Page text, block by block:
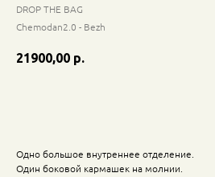
DROP THE BAG
Chemodan2.0 - Bezh
21900,00 р.
Одно большое внутреннее отделение.
Один боковой кармашек на молнии.